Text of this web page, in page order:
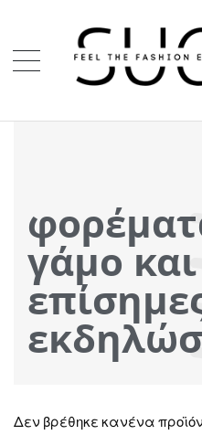
γάμο και
Δεν βρέθηκε κανένα